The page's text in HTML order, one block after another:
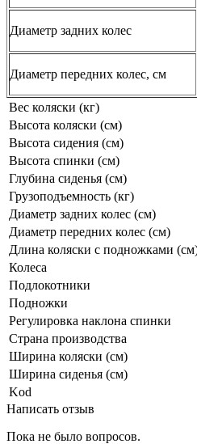
Диаметр задних колес
Диаметр передних колес, см
Вес коляски (кг)
Высота коляски (см)
Высота сидения (см)
Высота спинки (см)
Глубина сиденья (см)
Грузоподъемность (кг)
Диаметр задних колес (см)
Диаметр передних колес (см)
Длина коляски с подножками
Колеса
Подлокотники
Подножки
Регулировка наклона спинки
Страна производства
Ширина коляски (см)
Ширина сиденья (см)
Kod
Написать отзыв
Пока не было вопросов.